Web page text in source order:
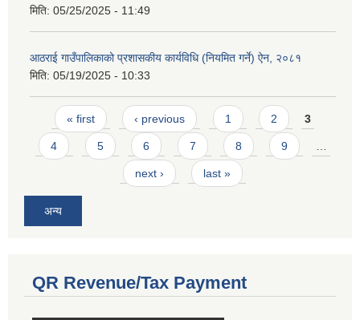
मिति: 05/25/2025 - 11:49
आठराई गाउँपालिकाको प्रशासकीय कार्यविधि (नियमित गर्ने) ऐन, २०८१
मिति: 05/19/2025 - 10:33
Pages
« first ‹ previous 1 2 3
4 5 6 7 8 9 …
next › last »
अन्य
QR Revenue/Tax Payment